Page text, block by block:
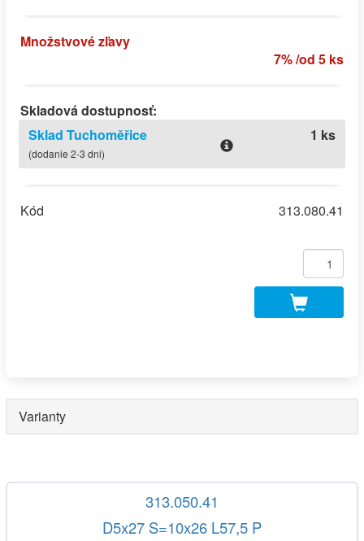
Množstvové zľavy
7% /od 5 ks
Skladová dostupnosť:
Sklad Tuchoměřice
(dodanie 2-3 dni)
1 ks
Kód 313.080.41
Varianty
313.050.41
D5x27 S=10x26 L57,5 P